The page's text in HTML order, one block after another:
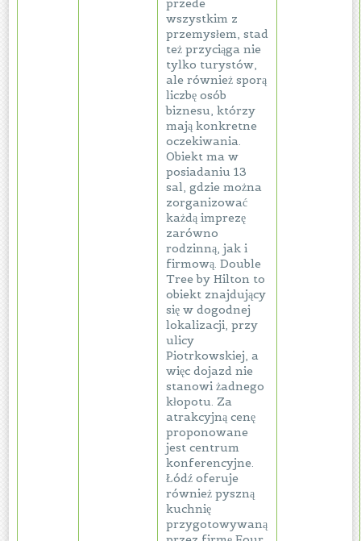
przede
wszystkim z
przemysłem, stad
też przyciąga nie
tylko turystów,
ale również sporą
liczbę osób
biznesu, którzy
mają konkretne
oczekiwania.
Obiekt ma w
posiadaniu 13
sal, gdzie można
zorganizować
każdą imprezę
zarówno
rodzinną, jak i
firmową. Double
Tree by Hilton to
obiekt znajdujący
się w dogodnej
lokalizacji, przy
ulicy
Piotrkowskiej, a
więc dojazd nie
stanowi żadnego
kłopotu. Za
atrakcyjną cenę
proponowane
jest centrum
konferencyjne.
Łódź oferuje
również pyszną
kuchnię
przygotowywaną